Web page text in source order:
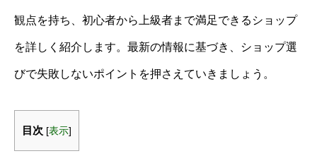
観点を持ち、初心者から上級者まで満足できるショップ
を詳しく紹介します。最新の情報に基づき、ショップ選
びで失敗しないポイントを押さえていきましょう。
目次 [表示]